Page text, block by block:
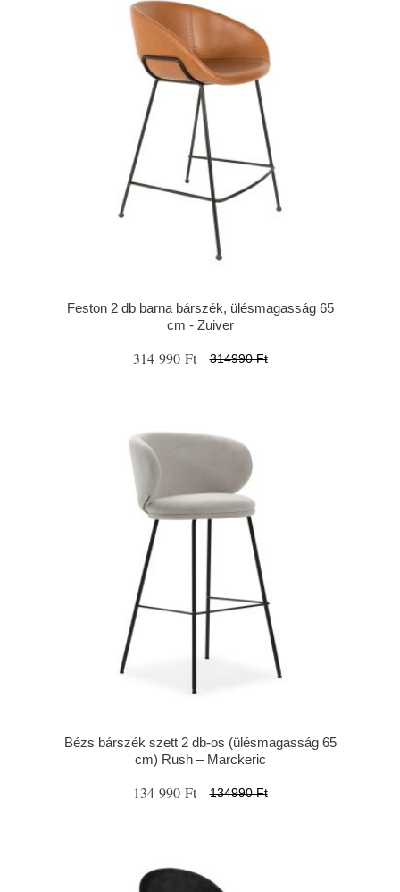
Feston 2 db barna bárszék, ülésmagasság 65
cm - Zuiver
314 990 Ft 314990 Ft
Bézs bárszék szett 2 db-os (ülésmagasság 65
cm) Rush – Marckeric
134 990 Ft 134990 Ft